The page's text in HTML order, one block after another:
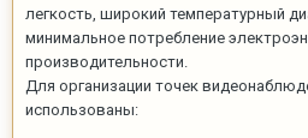
легкость, широкий температурный
минимальное потребление
производительности.
Для организации точек
использованы: